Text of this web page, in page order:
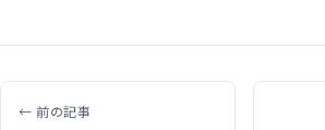
← 前の記事